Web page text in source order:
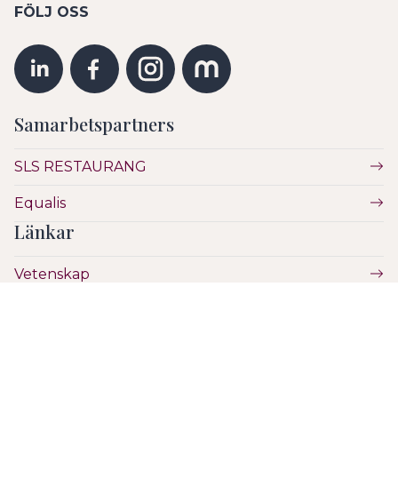
FÖLJ OSS
Samarbetspartners
SLS RESTAURANG
Equalis
Länkar
Vetenskap